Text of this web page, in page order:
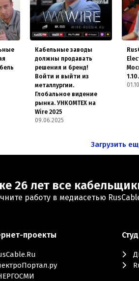
Кабельные заводы
должны продавать
решения и бренд!
Войти и выйти из
металлургии.
Глобальное видение
рынка. УНКОМТЕХ на
Wire 2025
09.06.2025
Загрузить
26 лет все
работу в медиасетью
проекты